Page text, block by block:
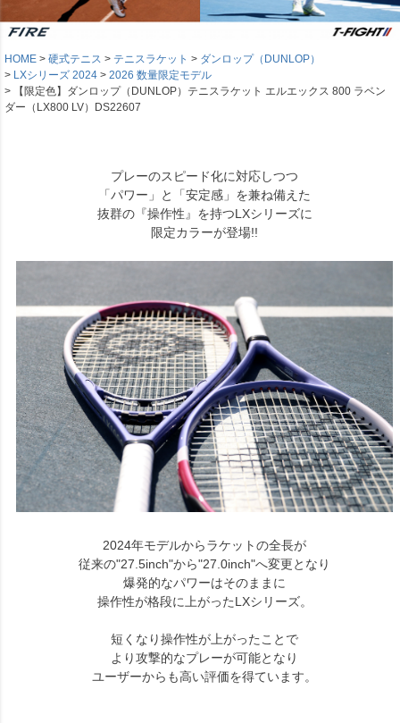
HOME 硬式テニス テニスラケット
ダンロップ（DUNLOP）
LXシリーズ 2024
2026 数量限定モデル
【限定色】ダンロップ（DUNLOP）テニスラケット エルエックス 800 ラベン
ダー（LX800 LV）DS22607
プレーのスピード化に対応しつつ
「パワー」と「安定感」を兼ね備えた
抜群の『操作性』を持つLXシリーズに
限定カラーが登場!!
2024年モデルからラケットの全長が
従来の"27.5inch"から"27.0inch"へ変更となり
爆発的なパワーはそのままに
操作性が格段に上がったLXシリーズ。
短くなり操作性が上がったことで
より攻撃的なプレーが可能となり
ユーザーからも高い評価を得ています。